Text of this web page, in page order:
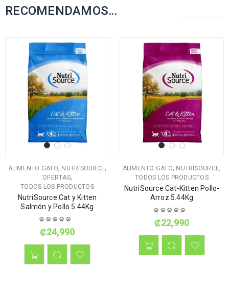
RECOMENDAMOS…
ALIMENTO GATO, NUTRISOURCE,
OFERTAS,
TODOS LOS PRODUCTOS
NutriSource Cat y Kitten
Salmón y Pollo 5.44Kg
₡24,990
ALIMENTO GATO, NUTRISOURCE,
TODOS LOS PRODUCTOS
NutriSource Cat-Kitten Pollo-
Arroz 5.44Kg
₡22,990